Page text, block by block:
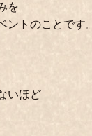
を
ントのことです。
いほど